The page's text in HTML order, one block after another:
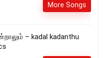
More Songs
– kadal kadanthu